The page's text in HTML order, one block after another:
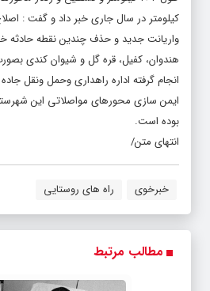
کیلومتر در سال جاری خبر داد و گفت :
واریانت جدید و حذف چندین نقطه حادثه
هندوان، کفیل، قره گل و شیوان کندی
انجام گرفته اداره راهداری وحمل ونقل
ایمن سازی محورهای مواصلاتی این
بوده است.
انتهای متن/
خبرخوی راه های روستایی
مطالب مرتبط